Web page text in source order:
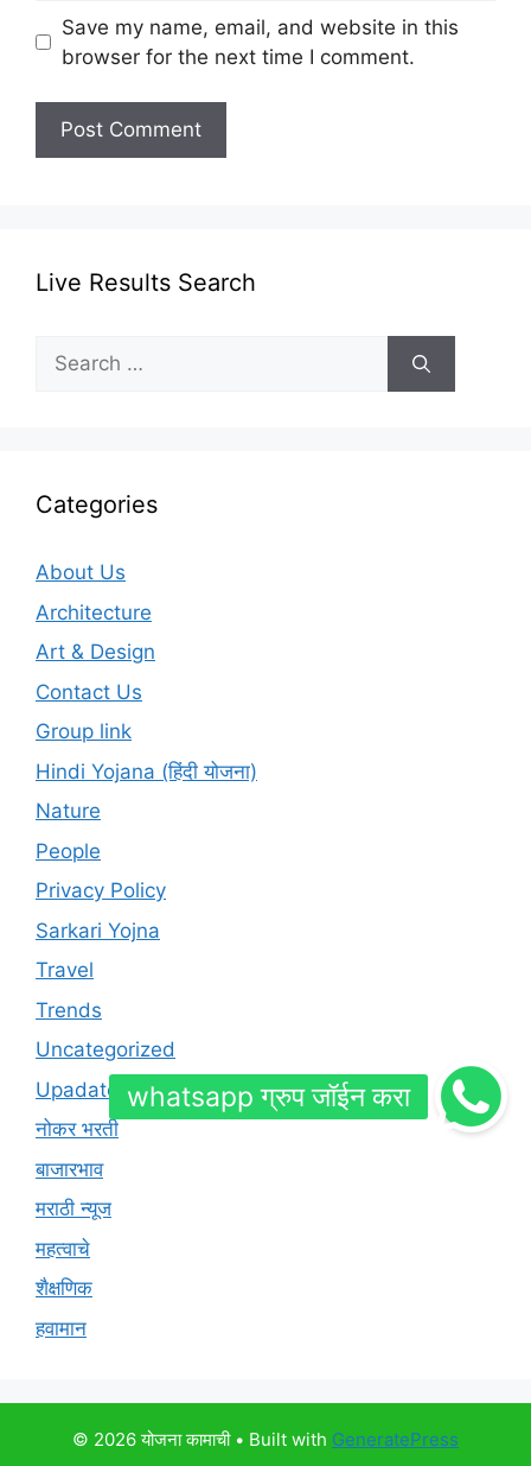
Save my name, email, and website in this
browser for the next time I comment.
Live Results Search
Search
for:
Categories
About Us
Architecture
Art & Design
Contact Us
Group link
Hindi Yojana (हिंदी योजना)
Nature
People
Privacy Policy
Sarkari Yojna
Travel
Trends
Uncategorized
Upadates
नोकर भरती
बाजारभाव
मराठी न्यूज
महत्वाचे
शैक्षणिक
हवामान
© 2026 योजना कामाची• Built with GeneratePress